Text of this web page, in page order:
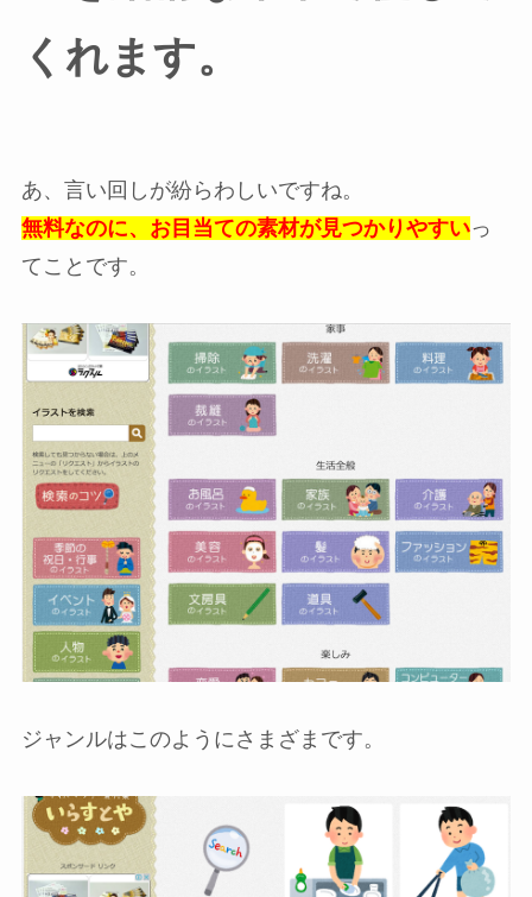
くれます。
あ、言い回しが紛らわしいですね。
無料なのに、お目当ての素材が見つかりやすいっ
てことです。
ジャンルはこのようにさまざまです。